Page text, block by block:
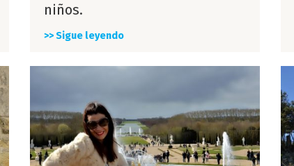
niños.
>> Sigue leyendo